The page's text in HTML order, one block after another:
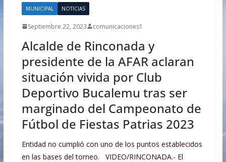
MUNICIPAL NOTICIAS
Septiembre 22, 2023 comunicaciones1
Alcalde de Rinconada y
presidente de la AFAR aclaran
situación vivida por Club
Deportivo Bucalemu tras ser
marginado del Campeonato de
Fútbol de Fiestas Patrias 2023
Entidad no cumplió con uno de los puntos establecidos
en las bases del torneo. VIDEO/RINCONADA.- El